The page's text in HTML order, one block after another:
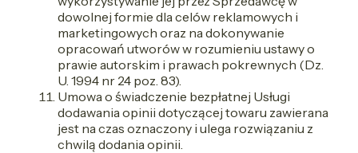
dowolnej formie dla celów reklamowych i
marketingowych oraz na dokonywanie
opracowań utworów w rozumieniu ustawy o
prawie autorskim i prawach pokrewnych (Dz.
U. 1994 nr 24 poz. 83).
Umowa o świadczenie bezpłatnej Usługi
dodawania opinii dotyczącej towaru zawierana
jest na czas oznaczony i ulega rozwiązaniu z
chwilą dodania opinii.